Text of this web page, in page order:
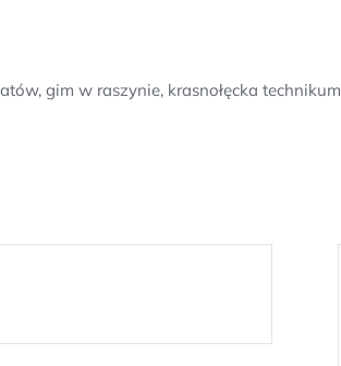
gim w raszynie, krasnołęcka technikum